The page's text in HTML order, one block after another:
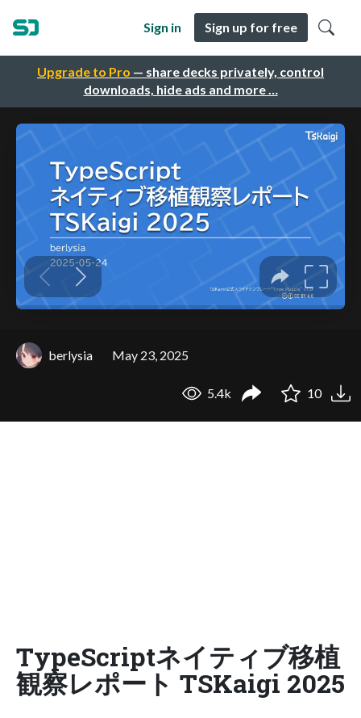
Upgrade to Pro — share decks privately, control
downloads, hide ads and more …
Sign in Sign up for free
berlysia May 23, 2025
5.4k 10
TypeScriptネイティブ移植
観察レポート TSKaigi 2025